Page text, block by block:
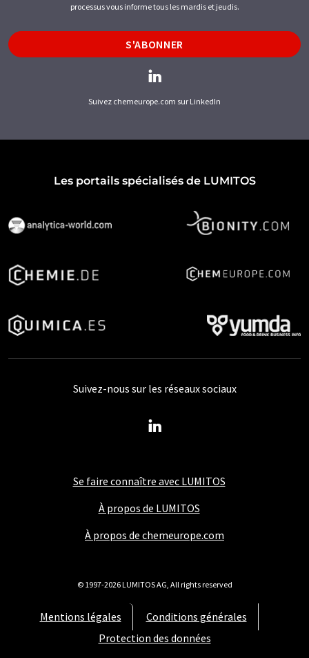
processus vous informe tous les mardis et jeudis.
S'ABONNER
Suivez chemeurope.com sur LinkedIn
Les portails spécialisés de LUMITOS
Se faire connaître avec LUMITOS
À propos de LUMITOS
À propos de chemeurope.com
Mentions légales
Conditions générales
Protection des données
Suivez-nous sur les réseaux sociaux
© 1997-2026 LUMITOS AG, All rights reserved